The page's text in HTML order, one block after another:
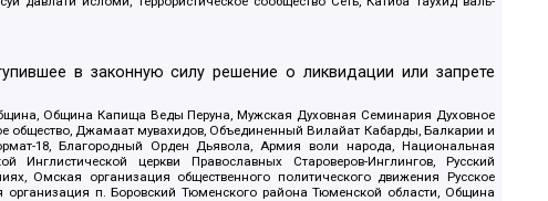
в законную силу решение о ликвидации или запрете
Община Капища Веды Перуна, Мужская Духовная Семинария Духовное
общество, Джамаат мувахидов, Объединенный Вилайат Кабарды, Балкарии и
18, Благородный Орден Дьявола, Армия воли народа, Национальная
церкви Православных Староверов-Инглингов, Русский
Омская организация общественного политического движения Русское
организация п. Боровский Тюменского района Тюменской области, Община